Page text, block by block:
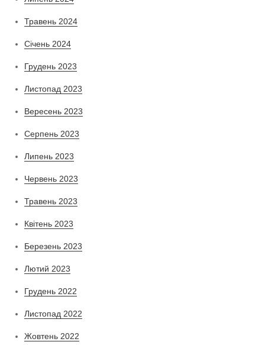
Травень 2024
Січень 2024
Грудень 2023
Листопад 2023
Вересень 2023
Серпень 2023
Липень 2023
Червень 2023
Травень 2023
Квітень 2023
Березень 2023
Лютий 2023
Грудень 2022
Листопад 2022
Жовтень 2022